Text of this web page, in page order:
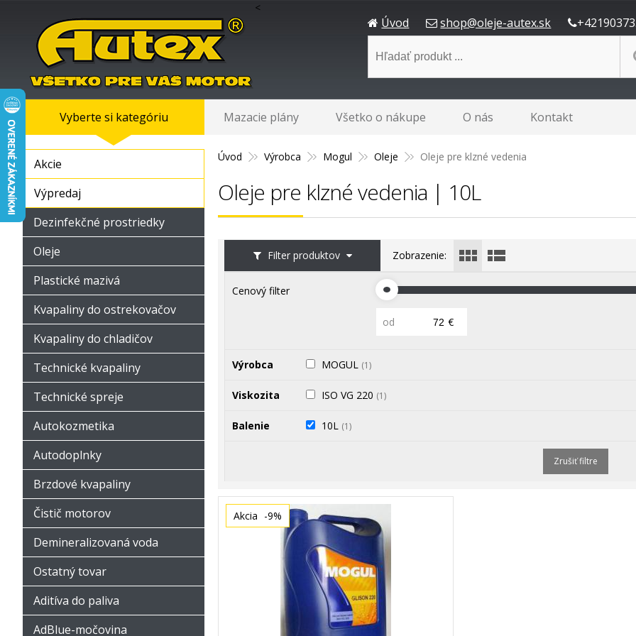
Úvod shop@oleje-autex.sk
<
Úvod Výrobca Mogul Oleje Oleje pre klzné vedenia
Oleje pre klzné vedenia | 10L
Filter produktov Zobrazenie:
Cenový filter
od €
Výrobca MOGUL (1)
Viskozita ISO VG 220 (1)
Balenie 10L (1)
Zrušiť filtre
Akcia -9%
Akcie
Výpredaj
Dezinfekčné prostriedky
Oleje
Plastické mazivá
Kvapaliny do ostrekovačov
Kvapaliny do chladičov
Technické kvapaliny
Technické spreje
Autokozmetika
Autodoplnky
Brzdové kvapaliny
Čistič motorov
Demineralizovaná voda
Ostatný tovar
Aditíva do paliva
AdBlue-močovina
Vyberte si kategóriu Mazacie plány Všetko o nákupe O nás Kontakt